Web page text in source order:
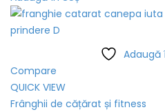
Adaugă
Compare
QUICK VIEW
Frânghii de cățărat și fitness